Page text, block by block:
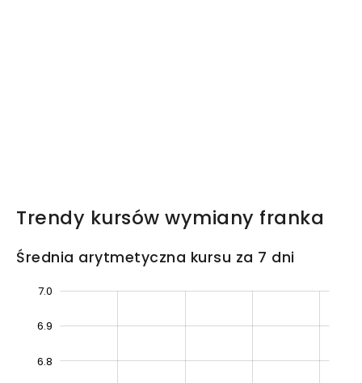
Trendy kursów wymiany franka
Średnia arytmetyczna kursu za 7 dni
6.8
6.9
7.0